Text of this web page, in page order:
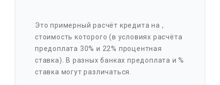
Это примерный расчёт кредита на ,
стоимость которого(в условиях расчёта
предоплата 30% и 22% процентная
ставка). В разных банках предоплата и %
ставка могут различаться.